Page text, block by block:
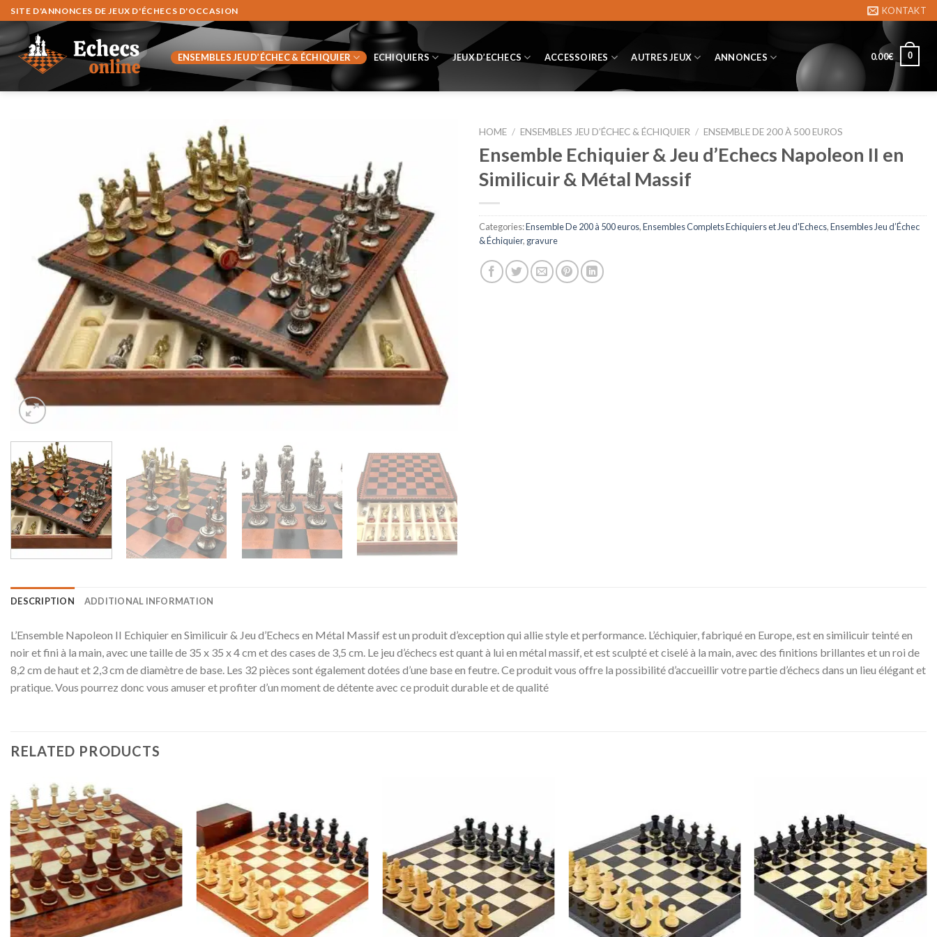
Fortsæt
til
indhold
SITE D'ANNONCES DE JEUX D'ÉCHECS D'OCCASION KONTAKT
ENSEMBLES JEU D’ÉCHEC & ÉCHIQUIER ECHIQUIERS JEUX D’ECHECS ACCESSOIRES AUTRES JEUX ANNONCES 0.00€ 0
HOME / ENSEMBLES JEU D’ÉCHEC & ÉCHIQUIER / ENSEMBLE DE 200 À 500 EUROS
Ensemble Echiquier & Jeu d’Echecs Napoleon II en
Similicuir & Métal Massif
Categories:Ensemble De 200 à 500 euros,Ensembles Complets Echiquiers et Jeu d'Echecs,Ensembles Jeu d’Échec
& Échiquier, gravure
DESCRIPTION ADDITIONAL INFORMATION
L’Ensemble Napoleon II Echiquier en Similicuir & Jeu d’Echecs en Métal Massif est un produit d’exception qui allie style et performance. L’échiquier, fabriqué en Europe, est en similicuir teinté en
noir et fini à la main, avec une taille de 35 x 35 x 4 cm et des cases de 3,5 cm. Le jeu d’échecs est quant à lui en métal massif, et est sculpté et ciselé à la main, avec des finitions brillantes et un roi de
8,2 cm de haut et 2,3 cm de diamètre de base. Les 32 pièces sont également dotées d’une base en feutre. Ce produit vous offre la possibilité d’accueillir votre partie d’échecs dans un lieu élégant et
pratique. Vous pourrez donc vous amuser et profiter d’un moment de détente avec ce produit durable et de qualité
RELATED PRODUCTS